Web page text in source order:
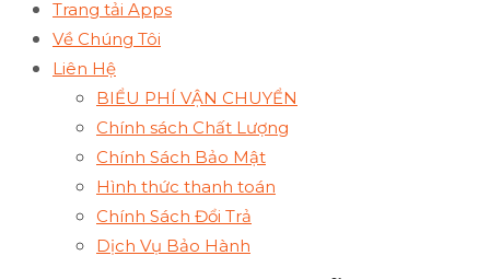
Trang tải Apps
Về Chúng Tôi
Liên Hệ
BIỂU PHÍ VẬN CHUYỂN
Chính sách Chất Lượng
Chính Sách Bảo Mật
Hình thức thanh toán
Chính Sách Đổi Trả
Dịch Vụ Bảo Hành